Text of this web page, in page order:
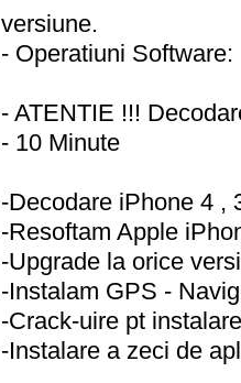
versiune.
- Operatiuni Software:
- ATENTIE !!!
- 10 Minute
-Decodare iPhone 4 ,
-Resoftam Apple
-Upgrade la orice
-Instalam GPS -
-Crack-uire pt
-Instalare a zeci de